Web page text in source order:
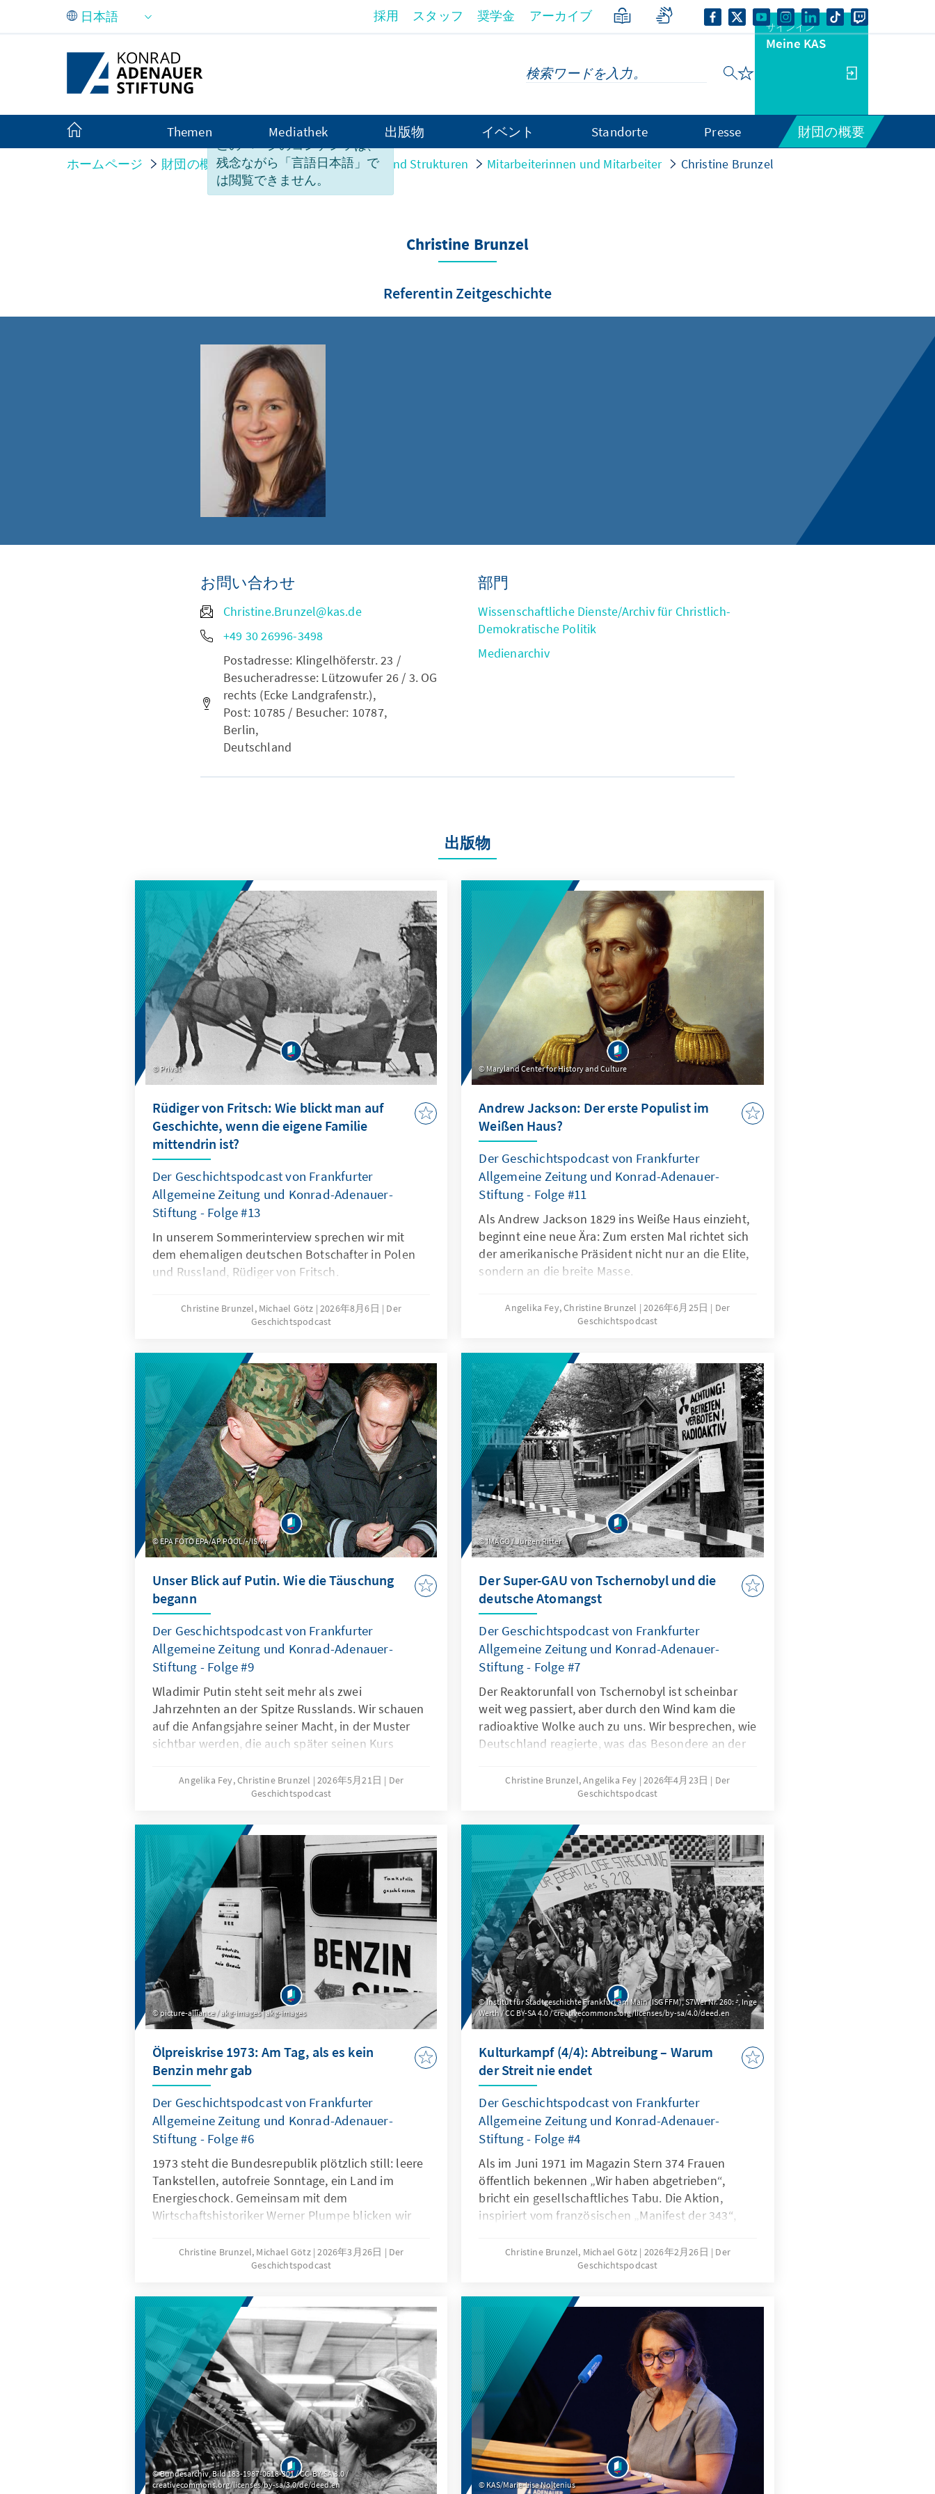
メインコンテンツにスキップ
このページのコンテンツは、
残念ながら「言語日本語」で
は閲覧できません。
採用 スタッフ 奨学金 アーカイブ
サインイン
Meine KAS
Themen Mediathek 出版物 イベント Standorte Presse 財団の概要
ホームページ 財団の概要 Organisation Personen und Strukturen Mitarbeiterinnen und Mitarbeiter Christine Brunzel
Christine Brunzel
Referentin Zeitgeschichte
お問い合わせ
Christine.Brunzel@kas.de
+49 30 26996-3498
Postadresse: Klingelhöferstr. 23 /
Besucheradresse: Lützowufer 26 / 3. OG
rechts (Ecke Landgrafenstr.),
Post: 10785 / Besucher: 10787,
Berlin,
Deutschland
部門
Wissenschaftliche Dienste/Archiv für Christlich-
Demokratische Politik
Medienarchiv
出版物
Privat
Rüdiger von Fritsch: Wie blickt man auf
Geschichte, wenn die eigene Familie
mittendrin ist?
Der Geschichtspodcast von Frankfurter
Allgemeine Zeitung und Konrad-Adenauer-
Stiftung - Folge #13
In unserem Sommerinterview sprechen wir mit
dem ehemaligen deutschen Botschafter in Polen
und Russland, Rüdiger von Fritsch.
Christine Brunzel, Michael Götz 2026年8月6日
Der
Geschichtspodcast
Maryland Center for History and Culture
Andrew Jackson: Der erste Populist im
Weißen Haus?
Der Geschichtspodcast von Frankfurter
Allgemeine Zeitung und Konrad-Adenauer-
Stiftung - Folge #11
Als Andrew Jackson 1829 ins Weiße Haus einzieht,
beginnt eine neue Ära: Zum ersten Mal richtet sich
der amerikanische Präsident nicht nur an die Elite,
sondern an die breite Masse.
Angelika Fey, Christine Brunzel 2026年6月25日
Der
Geschichtspodcast
EPA FOTO EPA/AP POOL/-/IS/kr
Unser Blick auf Putin. Wie die Täuschung
begann
Der Geschichtspodcast von Frankfurter
Allgemeine Zeitung und Konrad-Adenauer-
Stiftung - Folge #9
Wladimir Putin steht seit mehr als zwei
Jahrzehnten an der Spitze Russlands. Wir schauen
auf die Anfangsjahre seiner Macht, in der Muster
sichtbar werden, die auch später seinen Kurs
Deutschland reagiert?
Angelika Fey, Christine Brunzel 2026年5月21日
Der
Geschichtspodcast
IMAGO / Jürgen Ritter
Der Super-GAU von Tschernobyl und die
deutsche Atomangst
Der Geschichtspodcast von Frankfurter
Allgemeine Zeitung und Konrad-Adenauer-
Stiftung - Folge #7
Der Reaktorunfall von Tschernobyl ist scheinbar
weit weg passiert, aber durch den Wind kam die
radioaktive Wolke auch zu uns. Wir besprechen, wie
Deutschland reagierte, was das Besondere an der
Angst etwas mit der deutschen Geschichte zu tun
Christine Brunzel, Angelika Fey 2026年4月23日
Der
Geschichtspodcast
picture-alliance / akg-images | akg-images
Ölpreiskrise 1973: Am Tag, als es kein
Benzin mehr gab
Der Geschichtspodcast von Frankfurter
Allgemeine Zeitung und Konrad-Adenauer-
Stiftung - Folge #6
1973 steht die Bundesrepublik plötzlich still: leere
Tankstellen, autofreie Sonntage, ein Land im
Energieschock. Gemeinsam mit dem
Wirtschaftshistoriker Werner Plumpe blicken wir
dauerhaft auf Energiesicherheit ausrichtet.
Christine Brunzel, Michael Götz 2026年3月26日
Der
Geschichtspodcast
Institut für Stadtgeschichte Frankfurt am Main (ISG FFM), S7Wer Nr. 260: -, Inge
Werth / CC BY-SA 4.0 / creativecommons.org/licenses/by-sa/4.0/deed.en
Kulturkampf (4/4): Abtreibung – Warum
der Streit nie endet
Der Geschichtspodcast von Frankfurter
Allgemeine Zeitung und Konrad-Adenauer-
Stiftung - Folge #4
Als im Juni 1971 im Magazin Stern 374 Frauen
öffentlich bekennen „Wir haben abgetrieben“,
bricht ein gesellschaftliches Tabu. Die Aktion,
inspiriert vom französischen „Manifest der 343“,
Auseinandersetzung über den Umgang mit
Schwangerschaftsabbrüchen aus. Sie markiert den
Konflikts, der bis heute anhält.
Christine Brunzel, Michael Götz 2026年2月26日
Der
Geschichtspodcast
Bundesarchiv, Bild 183-1987-0618-301 / CC-BY-SA 3.0 /
creativecommons.org/licenses/by-sa/3.0/de/deed.en
KAS/Marie-Lisa Noltenius